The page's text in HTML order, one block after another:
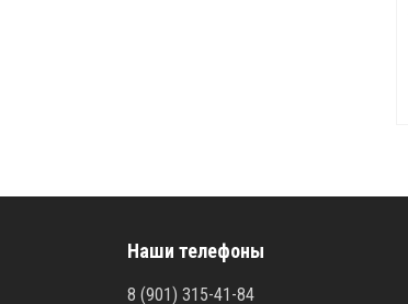
Наши телефоны
8 (901) 315-41-84